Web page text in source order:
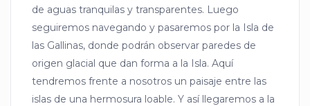
de aguas tranquilas y transparentes. Luego
seguiremos navegando y pasaremos por la Isla de
las Gallinas, donde podrán observar paredes de
origen glacial que dan forma a la Isla. Aquí
tendremos frente a nosotros un paisaje entre las
islas de una hermosura loable. Y así llegaremos a la